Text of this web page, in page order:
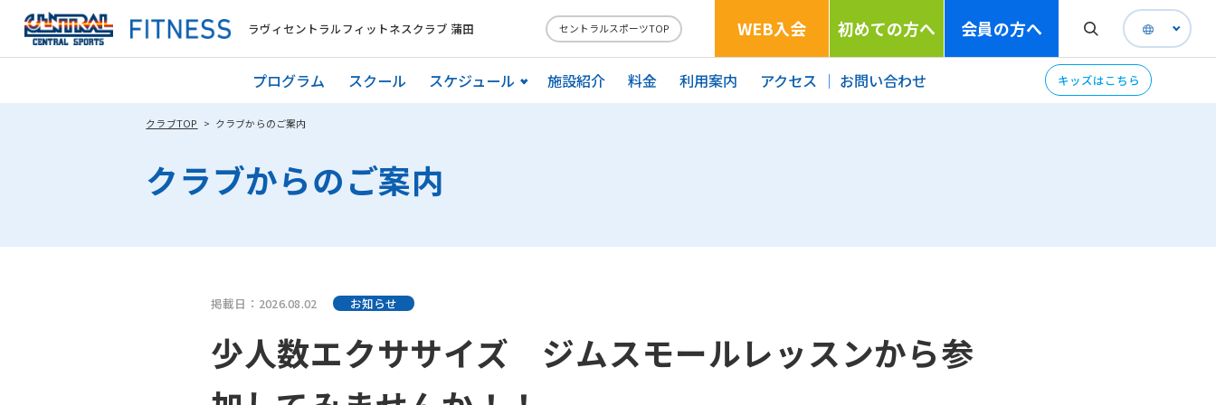
ラヴィセントラルフィットネスクラブ 蒲田 セントラルスポーツTOP WEB入会 初めての方へ 会員の方へ
プログラム スクール スケジュール 施設紹介 料金 利用案内 アクセス お問い合わせ キッズはこちら
クラブTOP クラブからのご案内
クラブからのご案内
掲載日：2026.08.02 お知らせ
少人数エクササイズ ジムスモールレッスンから参